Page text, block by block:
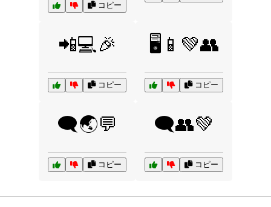
コピー
📲💻🎉
コピー
🖥️📱💚👥
コピー
🗨️🌏💬
コピー
🗨️👥💚
コピー